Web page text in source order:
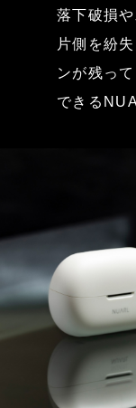
落下破損
片側を紛
ンが残っ
できる